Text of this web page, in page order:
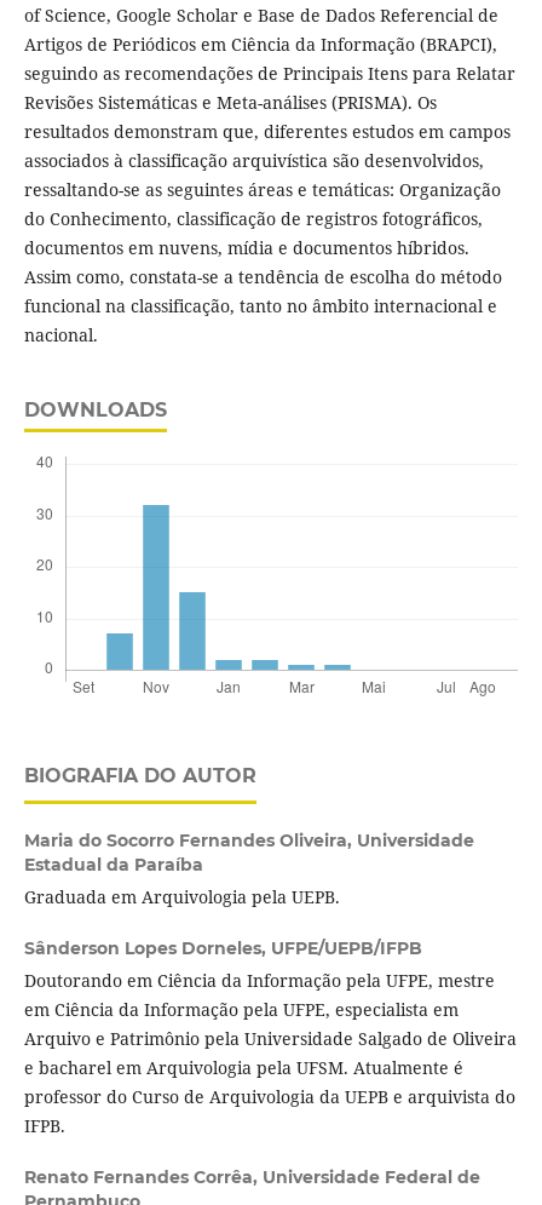
of Science, Google Scholar e Base de Dados Referencial de
Artigos de Periódicos em Ciência da Informação (BRAPCI),
seguindo as recomendações de Principais Itens para Relatar
Revisões Sistemáticas e Meta-análises (PRISMA). Os
resultados demonstram que, diferentes estudos em campos
associados à classificação arquivística são desenvolvidos,
ressaltando-se as seguintes áreas e temáticas: Organização
do Conhecimento, classificação de registros fotográficos,
documentos em nuvens, mídia e documentos híbridos.
Assim como, constata-se a tendência de escolha do método
funcional na classificação, tanto no âmbito internacional e
nacional.
DOWNLOADS
BIOGRAFIA DO AUTOR
Maria do Socorro Fernandes Oliveira, Universidade
Estadual da Paraíba
Graduada em Arquivologia pela UEPB.
Sânderson Lopes Dorneles, UFPE/UEPB/IFPB
Doutorando em Ciência da Informação pela UFPE, mestre
em Ciência da Informação pela UFPE, especialista em
Arquivo e Patrimônio pela Universidade Salgado de Oliveira
e bacharel em Arquivologia pela UFSM. Atualmente é
professor do Curso de Arquivologia da UEPB e arquivista do
IFPB.
Renato Fernandes Corrêa, Universidade Federal de